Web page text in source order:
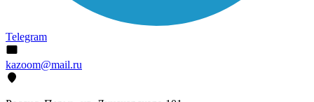
Telegram
kazoom@mail.ru